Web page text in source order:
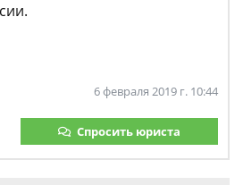
6 февраля 2019 г. 10:44
Спросить юриста